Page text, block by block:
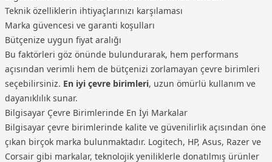
Teknik özelliklerin ihtiyaçlarınızı karşılaması
Marka güvencesi ve garanti koşulları
Bütçenize uygun fiyat aralığı
Bu faktörleri göz önünde bulundurarak, hem performans
açısından verimli hem de bütçenizi zorlamayan çevre birimleri
seçebilirsiniz. En iyi çevre birimleri, uzun ömürlü kullanım ve
dayanıklılık sunar.
Bilgisayar Çevre Birimlerinde En İyi Markalar
Bilgisayar çevre birimlerinde kalite ve güvenilirlik açısından öne
çıkan birçok marka bulunmaktadır. Logitech, HP, Asus, Razer ve
Corsair gibi markalar, teknolojik yeniliklerle donatılmış ürünler